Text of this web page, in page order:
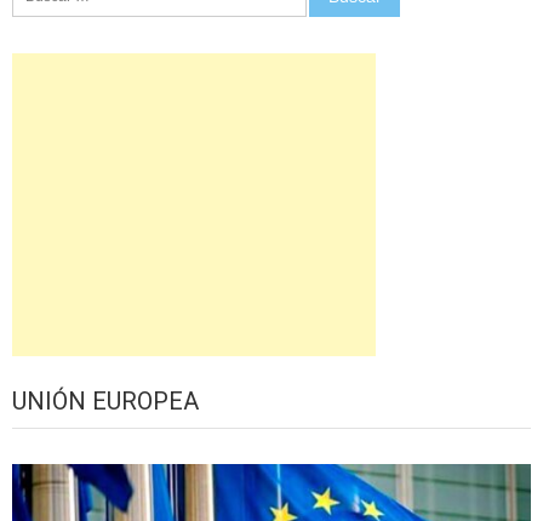
UNIÓN EUROPEA